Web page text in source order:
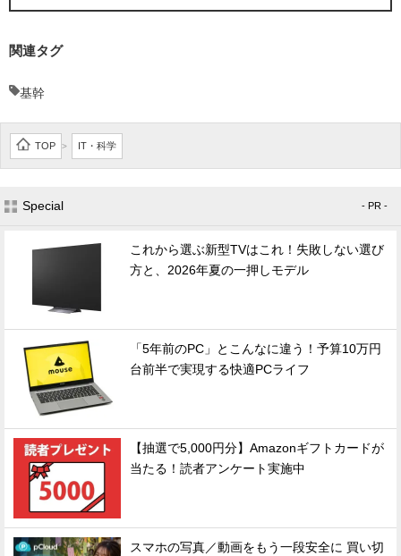
関連タグ
基幹
TOP > IT・科学
Special - PR -
これから選ぶ新型TVはこれ！失敗しない選び
方と、2026年夏の一押しモデル
「5年前のPC」とこんなに違う！予算10万円
台前半で実現する快適PCライフ
【抽選で5,000円分】Amazonギフトカードが
当たる！読者アンケート実施中
スマホの写真／動画をもう一段安全に 買い切